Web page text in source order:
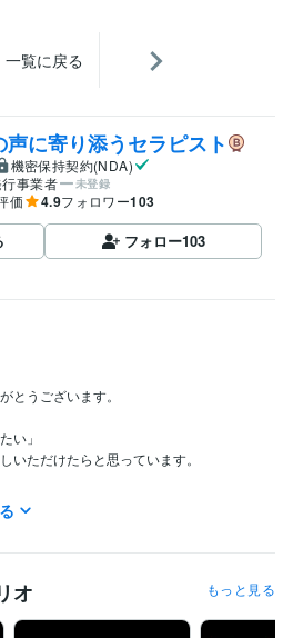
一覧に戻る
声に寄り添うセラピスト
機密保持契約(NDA)
事業者
未登録
価 4.9フォロワー103
フォロー103
とうございます。
い」
いただけたらと思っています。
利用いただけます。
オ もっと見る